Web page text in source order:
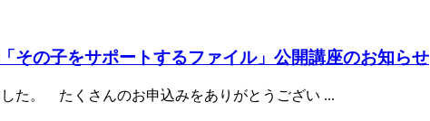
その子をサポートするファイル」公開講座のお知らせ
た。 たくさんのお申込みをありがとうござい ...